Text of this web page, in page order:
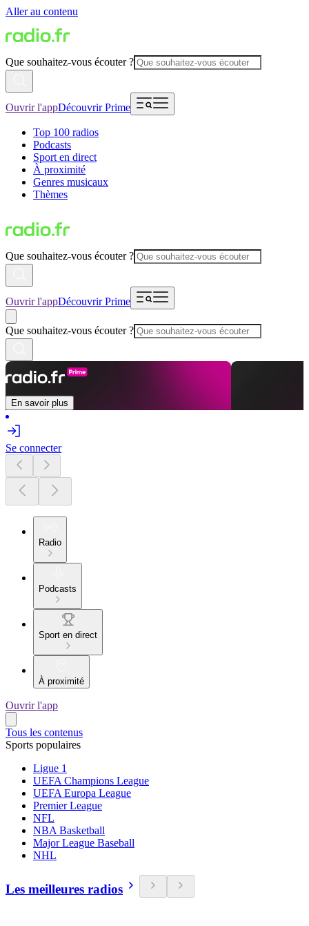
Aller au contenu
Que souhaitez-vous écouter ?
Ouvrir l'appDécouvrir Prime
Top 100 radios
Podcasts
Sport en direct
À proximité
Genres musicaux
Thèmes
Que souhaitez-vous écouter ?
Ouvrir l'appDécouvrir Prime
Que souhaitez-vous écouter ?
En savoir plus
Se connecter
Radio
Podcasts
Sport en direct
À proximité
Ouvrir l'app
Tous les contenus
Sports populaires
Ligue 1
UEFA Champions League
UEFA Europa League
Premier League
NFL
NBA Basketball
Major League Baseball
NHL
Les meilleures radios